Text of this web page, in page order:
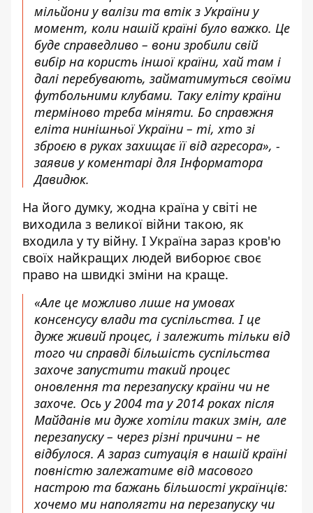
мільйони у валізи та втік з України у
момент, коли нашій країні було важко. Це
буде справедливо – вони зробили свій
вибір на користь іншої країни, хай там і
далі перебувають, займатимуться своїми
футбольними клубами. Таку еліту країни
терміново треба міняти. Бо справжня
еліта нинішньої України – ті, хто зі
зброєю в руках захищає її від агресора», -
заявив у коментарі для Інформатора
Давидюк.
На його думку, жодна країна у світі не
виходила з великої війни такою, як
входила у ту війну. І Україна зараз кров'ю
своїх найкращих людей виборює своє
право на швидкі зміни на краще.
«Але це можливо лише на умовах
консенсусу влади та суспільства. І це
дуже живий процес, і залежить тільки від
того чи справді більшість суспільства
захоче запустити такий процес
оновлення та перезапуску країни чи не
захоче. Ось у 2004 та у 2014 роках після
Майданів ми дуже хотіли таких змін, але
перезапуску – через різні причини – не
відбулося. А зараз ситуація в нашій країні
повністю залежатиме від масового
настрою та бажань більшості українців:
хочемо ми наполягти на перезапуску чи